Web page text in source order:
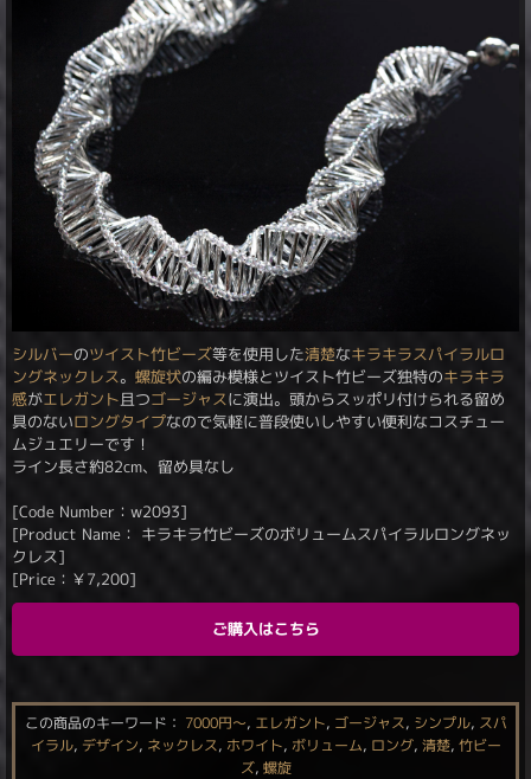
シルバーのツイスト竹ビーズ等を使用した清楚なキラキラスパイラルロ
ングネックレス。 螺旋状の編み模様とツイスト竹ビーズ独特のキラキラ
感がエレガント且つゴージャスに演出。頭からスッポリ付けられる留め
具のないロングタイプなので気軽に普段使いしやすい便利なコスチュー
ムジュエリーです！
ライン長さ約82cm、留め具なし
[Code Number：w2093]
[Product Name： キラキラ竹ビーズのボリュームスパイラルロングネッ
クレス]
[Price： ￥7,200]
ご購入はこちら
この商品のキーワード： 7000円〜, エレガント, ゴージャス, シンプル, スパ
イラル, デザイン, ネックレス, ホワイト, ボリューム, ロング, 清楚, 竹ビー
ズ, 螺旋